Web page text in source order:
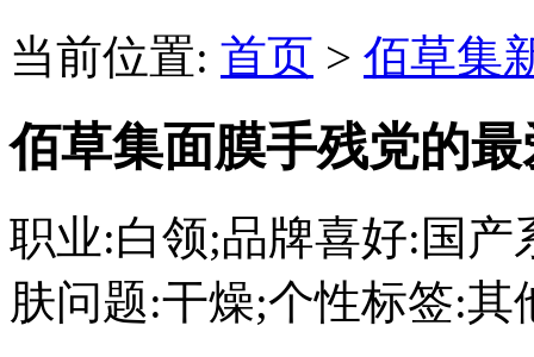
当前位置: 首页 > 佰草集
佰草集面膜手残党的
职业:白领;品牌喜好:国
肤问题:干燥;个性标签:其